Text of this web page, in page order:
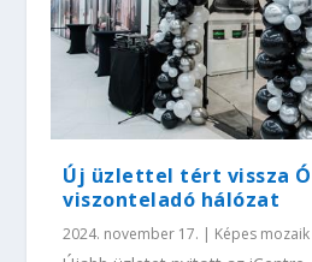
Új üzlettel tért vissza
viszonteladó hálózat
2024. november 17. | Képes mozaik